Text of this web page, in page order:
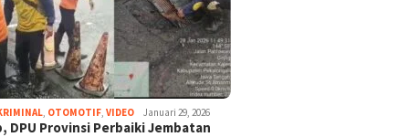
OTOMOTIF ,VIDEO Januari 29, 2026
DPU Provinsi Perbaiki Jembatan